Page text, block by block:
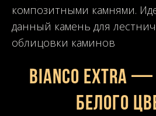
композитными камнями.
данный камень для
облицовки каминов
Bianco Extra —
белого